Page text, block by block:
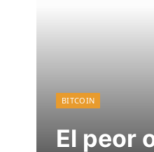
BITCOIN
El peor